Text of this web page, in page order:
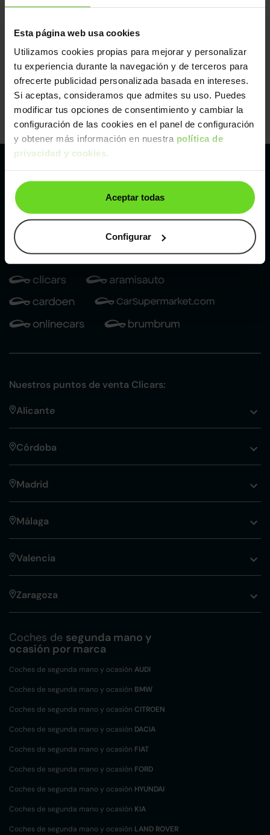
Esta página web usa cookies
Utilizamos cookies propias para mejorar y personalizar
tu experiencia durante la navegación y de terceros para
ofrecerte publicidad personalizada basada en intereses.
Si aceptas, consideramos que admites su uso. Puedes
modificar tus opciones de consentimiento y cambiar la
configuración de las cookies en el panel de configuración
y obtener más información en nuestra política de
privacidad y cookies.
Aceptar todas
Configurar
Pertenecemos al líder europeo de
compraventa de coches online
Con sede en: España, Francia, Bélgica, Reino Unido, Austria
e Italia.
¡Vendemos 1 coche por minuto!
Nuestros puntos de venta Clicars:
Alicante
Córdoba
Madrid
Málaga
Valencia
Zaragoza
Coches de segunda mano y
ocasión por marca
Coches de segunda mano y ocasión AUDI
Coches de segunda mano y ocasión BMW
Coches de segunda mano y ocasión CITROEN
Coches de segunda mano y ocasión DACIA
Coches de segunda mano y ocasión FIAT
Coches de segunda mano y ocasión FORD
Coches de segunda mano y ocasión HYUNDAI
Coches de segunda mano y ocasión KIA
Coches de segunda mano y ocasión LAND ROVER